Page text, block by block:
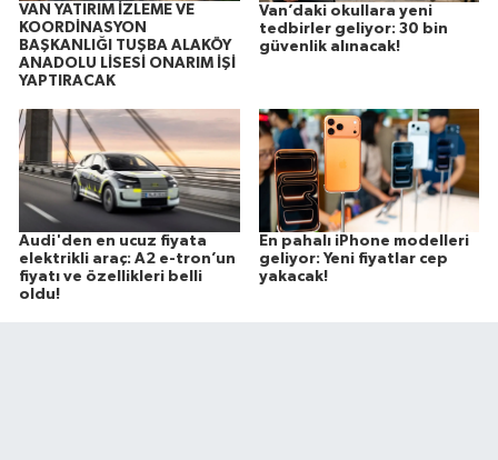
VAN YATIRIM İZLEME VE
KOORDİNASYON
BAŞKANLIĞI TUŞBA ALAKÖY
ANADOLU LİSESİ ONARIM İŞİ
YAPTIRACAK
Van’daki okullara yeni
tedbirler geliyor: 30 bin
güvenlik alınacak!
Audi'den en ucuz fiyata
elektrikli araç: A2 e-tron’un
fiyatı ve özellikleri belli
oldu!
En pahalı iPhone modelleri
geliyor: Yeni fiyatlar cep
yakacak!